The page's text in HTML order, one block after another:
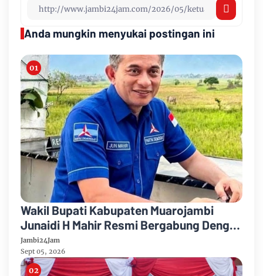
Anda mungkin menyukai postingan ini
Wakil Bupati Kabupaten Muarojambi
Junaidi H Mahir Resmi Bergabung Dengan
Partai Demikrat
Jambi24Jam
Sept 05, 2026